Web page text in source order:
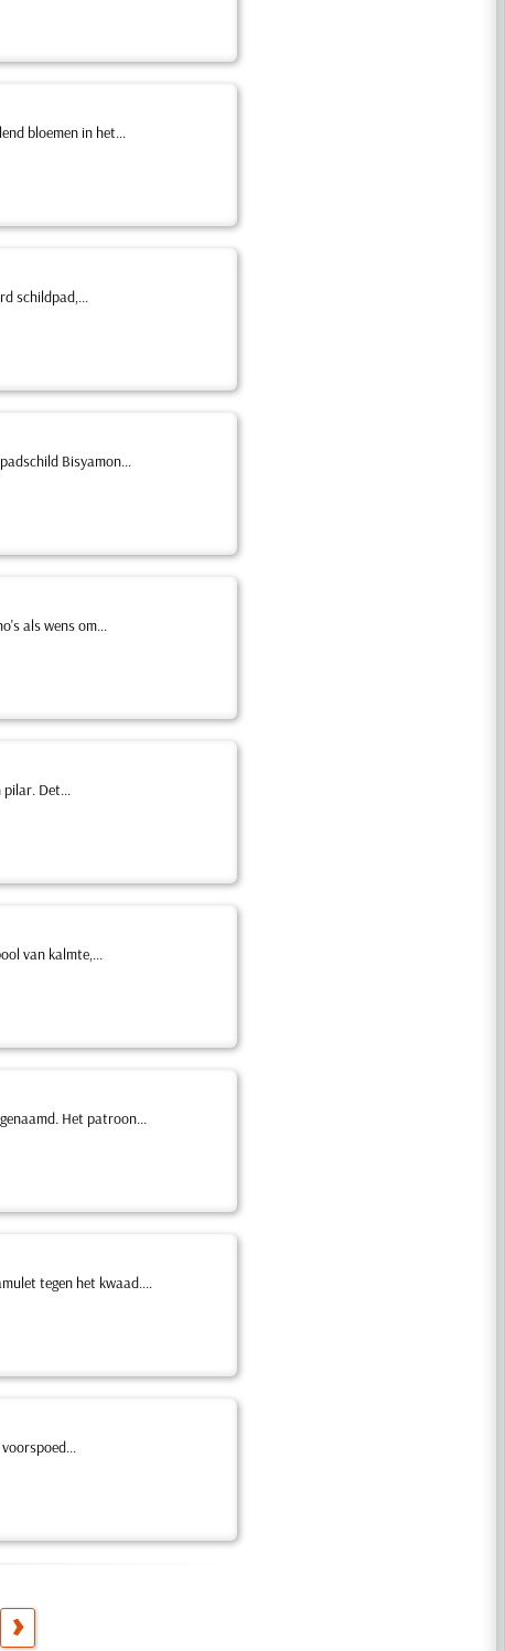
bloemen in het...
schildpad,...
Bisyamon...
als wens om...
Det...
van kalmte,...
Het patroon...
tegen het kwaad....